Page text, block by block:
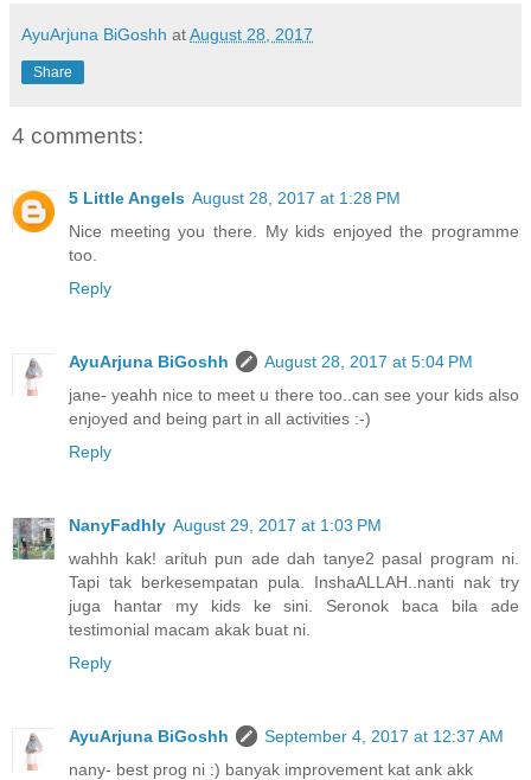
AyuArjuna BiGoshh atAugust 28, 2017
Share
4 comments:
5 Little Angels August 28, 2017 at 1:28 PM
Nice meeting you there. My kids enjoyed the programme
too.
Reply
AyuArjuna BiGoshh
August 28, 2017 at 5:04 PM
jane- yeahh nice to meet u there too..can see your kids also
enjoyed and being part in all activities :-)
Reply
NanyFadhly August 29, 2017 at 1:03 PM
wahhh kak! arituh pun ade dah tanye2 pasal program ni.
Tapi tak berkesempatan pula. InshaALLAH..nanti nak try
juga hantar my kids ke sini. Seronok baca bila ade
testimonial macam akak buat ni.
Reply
AyuArjuna BiGoshh
September 4, 2017 at 12:37 AM
nany- best prog ni :) banyak improvement kat ank akk